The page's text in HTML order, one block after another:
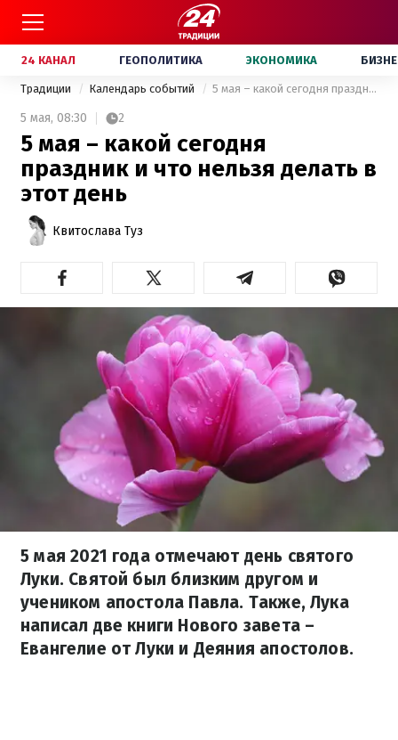
24 КАНАЛ ГЕОПОЛИТИКА ЭКОНОМИКА
Традиции Календарь событий 5 мая – какой сегодня праздник и что нельзя делать в этот день
5 мая, 08:30 2
5 мая – какой сегодня
праздник и что нельзя делать в
этот день
Квитослава Туз
5 мая 2021 года отмечают день святого
Луки. Святой был близким другом и
учеником апостола Павла. Также, Лука
написал две книги Нового завета –
Евангелие от Луки и Деяния апостолов.